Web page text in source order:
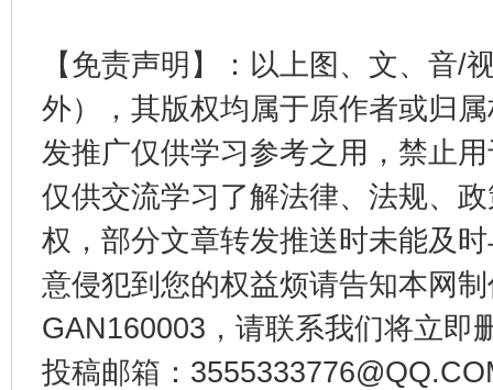
【免责声明】：以上图、文、音/
外），其版权均属于原作者或归
发推广仅供学习参考之用，禁止
仅供交流学习了解法律、法规、
权，部分文章转发推送时未能及
意侵犯到您的权益烦请告知本网
GAN160003，请联系我们将立即
投稿邮箱：
法徽映军营 权益有保障